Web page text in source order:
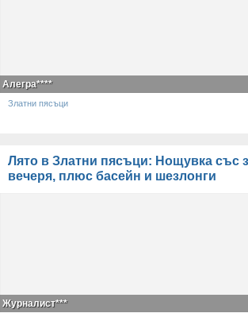
Алегра****
Златни пясъци
Лято в Златни пясъци: Нощувка със
вечеря, плюс басейн и шезлонги
Журналист***